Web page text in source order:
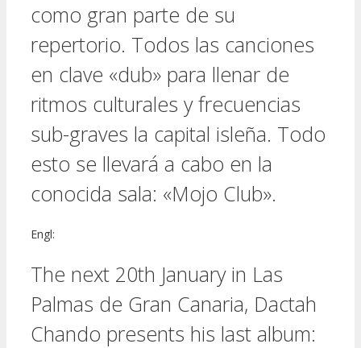
como gran parte de su
repertorio. Todos las canciones
en clave «dub» para llenar de
ritmos culturales y frecuencias
sub-graves la capital isleña. Todo
esto se llevará a cabo en la
conocida sala: «Mojo Club».
Engl:
The next 20th January in Las
Palmas de Gran Canaria, Dactah
Chando presents his last album: